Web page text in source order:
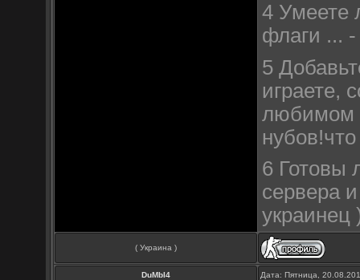
4 Умеете
флаги ...
5
играете,
любимом
6 Готовы
сервера
украинец
( Украина )
DuMbI4 Дата: Пятница,